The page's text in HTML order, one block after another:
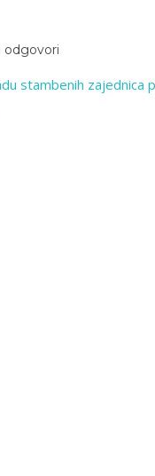
odgovori
stambenih zajednica